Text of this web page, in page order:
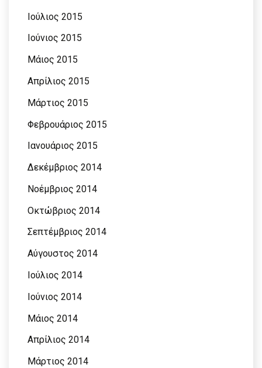
Ιούλιος 2015
Ιούνιος 2015
Μάιος 2015
Απρίλιος 2015
Μάρτιος 2015
Φεβρουάριος 2015
Ιανουάριος 2015
Δεκέμβριος 2014
Νοέμβριος 2014
Οκτώβριος 2014
Σεπτέμβριος 2014
Αύγουστος 2014
Ιούλιος 2014
Ιούνιος 2014
Μάιος 2014
Απρίλιος 2014
Μάρτιος 2014